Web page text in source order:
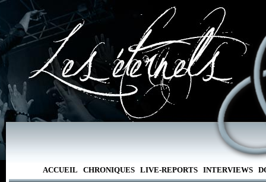
ACCUEIL CHRONIQUES LIVE-REPORTS INTERVIEWS